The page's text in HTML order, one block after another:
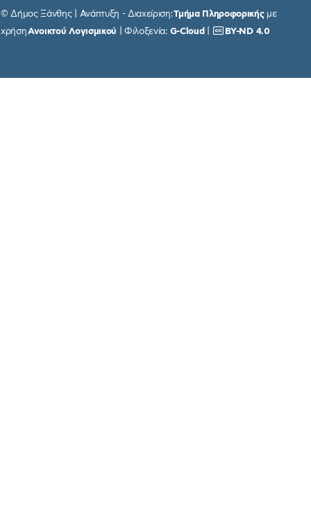
© Δήμος Ξάνθης | Ανάπτυξη - Διαχείριση:Τμήμα Πληροφορικήςμε
χρήσηΑνοικτού Λογισμικού | Φιλοξενία: G-Cloud BY-ND 4.0